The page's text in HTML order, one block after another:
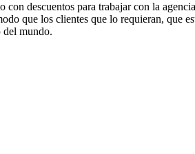
con descuentos para trabajar con la agencia
que los clientes que lo requieran, que
del mundo.